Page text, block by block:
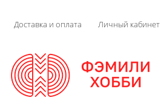
Доставка и оплата Личный кабинет